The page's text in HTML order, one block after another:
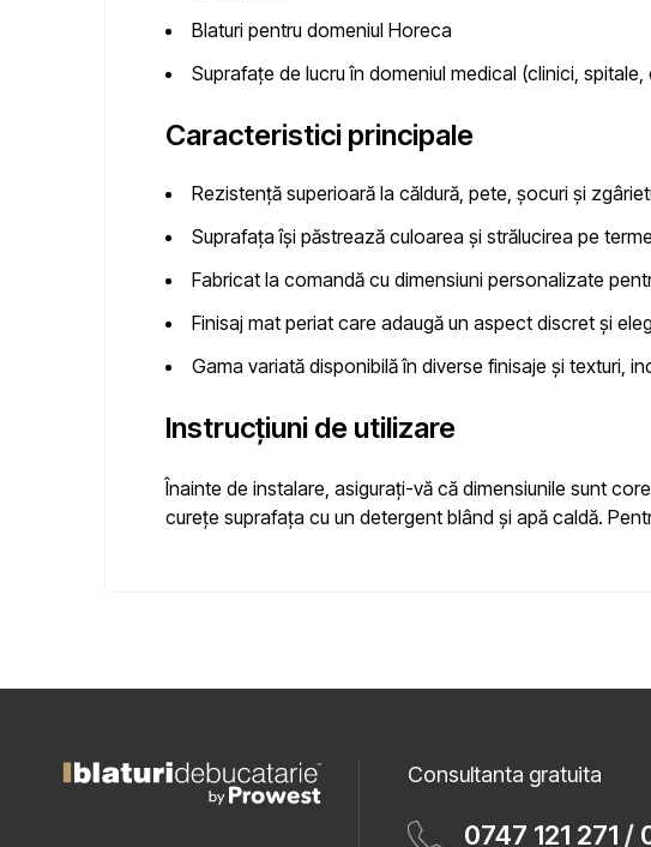
Blaturi pentru domeniul Horeca
Suprafațe de lucru în domeniul medical (clinici,
Caracteristici principale
Rezistență superioară la căldură, pete, șocuri și
Suprafața își păstrează culoarea și strălucirea pe
Fabricat la comandă cu dimensiuni personalizate
Finisaj mat periat care adaugă un aspect discret și
Gama variată disponibilă în diverse finisaje și texturi,
Instrucțiuni de utilizare
Înainte de instalare, asigurați-vă că dimensiunile sunt
curețe suprafața cu un detergent blând și apă caldă.
Consultanta gratuita
0747 121 271 /